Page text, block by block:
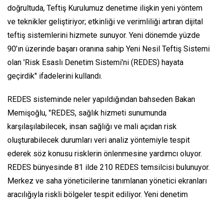
doğrultuda, Teftiş Kurulumuz denetime ilişkin yeni yöntem
ve teknikler geliştiriyor; etkinliği ve verimliliği artıran dijital
teftiş sistemlerini hizmete sunuyor. Yeni dönemde yüzde
90’ın üzerinde başarı oranına sahip Yeni Nesil Teftiş Sistemi
olan 'Risk Esaslı Denetim Sistemi'ni (REDES) hayata
geçirdik" ifadelerini kullandı.
REDES sisteminde neler yapıldığından bahseden Bakan
Memişoğlu, "REDES, sağlık hizmeti sunumunda
karşılaşılabilecek, insan sağlığı ve mali açıdan risk
oluşturabilecek durumları veri analiz yöntemiyle tespit
ederek söz konusu risklerin önlenmesine yardımcı oluyor.
REDES bünyesinde 81 ilde 210 REDES temsilcisi bulunuyor.
Merkez ve saha yöneticilerine tanımlanan yönetici ekranları
aracılığıyla riskli bölgeler tespit ediliyor. Yeni denetim